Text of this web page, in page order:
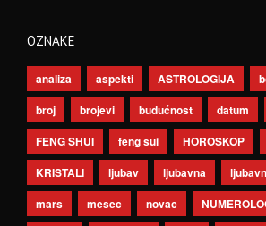
OZNAKE
analiza aspekti ASTROLOGIJA
broj
brojevi budućnost datum
FENG SHUI
feng šui HOROSKOP
KRISTALI
ljubav ljubavna
mars
mesec novac